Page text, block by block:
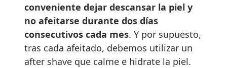
conveniente dejar descansar la piel y
no afeitarse durante dos días
consecutivos cada mes. Y por supuesto,
tras cada afeitado, debemos utilizar un
after shave que calme e hidrate la piel.